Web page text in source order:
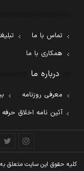
تماس با ما
همکاری با ما
درباره ما
معرفی روزنامه
آئین نامه اخلاق
کليه حقوق اين سايت متعلق به